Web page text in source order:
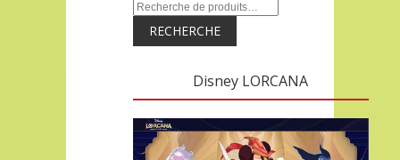
RECHERCHE
Disney LORCANA